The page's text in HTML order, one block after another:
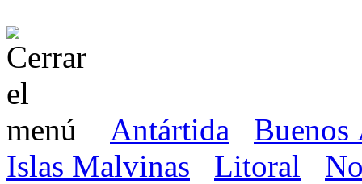
Antártida
Buenos
Islas Malvinas
Litoral